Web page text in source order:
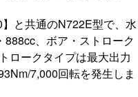
と共通のN722E型で、水
、ボア・ストローク
ロークタイプは最大出力
7,000回転を発生しま